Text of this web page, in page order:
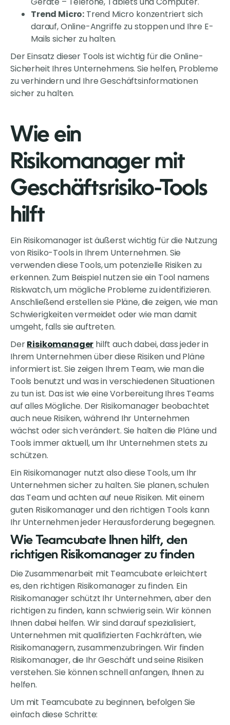
Trend Micro: Trend Micro konzentriert sich
darauf, Online-Angriffe zu stoppen und Ihre E-
Mails sicher zu halten.
Der Einsatz dieser Tools ist wichtig für die Online-
Sicherheit Ihres Unternehmens. Sie helfen, Probleme
zu verhindern und Ihre Geschäftsinformationen
sicher zu halten.
Wie ein
Risikomanager mit
Geschäftsrisiko-Tools
hilft
Ein Risikomanager ist äußerst wichtig für die Nutzung
von Risiko-Tools in Ihrem Unternehmen. Sie
verwenden diese Tools, um potenzielle Risiken zu
erkennen. Zum Beispiel nutzen sie ein Tool namens
Riskwatch, um mögliche Probleme zu identifizieren.
Anschließend erstellen sie Pläne, die zeigen, wie man
Schwierigkeiten vermeidet oder wie man damit
umgeht, falls sie auftreten.
DerRisikomanager hilft auch dabei, dass jeder in
Ihrem Unternehmen über diese Risiken und Pläne
informiert ist. Sie zeigen Ihrem Team, wie man die
Tools benutzt und was in verschiedenen Situationen
zu tun ist. Das ist wie eine Vorbereitung Ihres Teams
auf alles Mögliche. Der Risikomanager beobachtet
auch neue Risiken, während Ihr Unternehmen
wächst oder sich verändert. Sie halten die Pläne und
Tools immer aktuell, um Ihr Unternehmen stets zu
schützen.
Ein Risikomanager nutzt also diese Tools, um Ihr
Unternehmen sicher zu halten. Sie planen, schulen
das Team und achten auf neue Risiken. Mit einem
guten Risikomanager und den richtigen Tools kann
Ihr Unternehmen jeder Herausforderung begegnen.
Wie Teamcubate Ihnen hilft, den
richtigen Risikomanager zu finden
Die Zusammenarbeit mit Teamcubate erleichtert
es, den richtigen Risikomanager zu finden. Ein
Risikomanager schützt Ihr Unternehmen, aber den
richtigen zu finden, kann schwierig sein. Wir können
Ihnen dabei helfen. Wir sind darauf spezialisiert,
Unternehmen mit qualifizierten Fachkräften, wie
Risikomanagern, zusammenzubringen. Wir finden
Risikomanager, die Ihr Geschäft und seine Risiken
verstehen. Sie können schnell anfangen, Ihnen zu
helfen.
Um mit Teamcubate zu beginnen, befolgen Sie
einfach diese Schritte: